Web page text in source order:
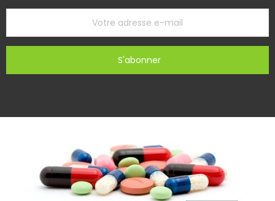
S'abonner